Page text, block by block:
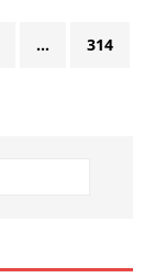
… 314